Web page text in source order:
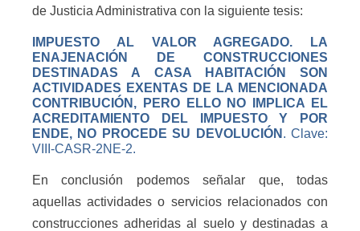
de Justicia Administrativa con la siguiente tesis:
IMPUESTO AL VALOR AGREGADO. LA
ENAJENACIÓN DE CONSTRUCCIONES
DESTINADAS A CASA HABITACIÓN SON
ACTIVIDADES EXENTAS DE LA MENCIONADA
CONTRIBUCIÓN, PERO ELLO NO IMPLICA EL
ACREDITAMIENTO DEL IMPUESTO Y POR
ENDE, NO PROCEDE SU DEVOLUCIÓN . Clave:
VIII-CASR-2NE-2.
En conclusión podemos señalar que, todas
aquellas actividades o servicios relacionados con
construcciones adheridas al suelo y destinadas a